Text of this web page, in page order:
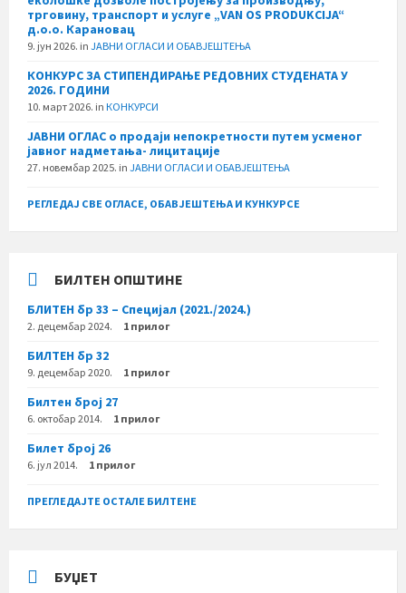
трговину, транспорт и услуге „VAN OS PRODUKCIJA“
д.о.о. Карановац
9. јун 2026. in ЈАВНИ ОГЛАСИ И ОБАВЈЕШТЕЊА
КОНКУРС ЗА СТИПЕНДИРАЊЕ РЕДОВНИХ СТУДЕНАТА У
2026. ГОДИНИ
10. март 2026. in КОНКУРСИ
ЈАВНИ ОГЛАС о продаји непокретности путем усменог
јавног надметања- лицитације
27. новембар 2025. in ЈАВНИ ОГЛАСИ И ОБАВЈЕШТЕЊА
РЕГЛЕДАЈ СВЕ ОГЛАСЕ, ОБАВЈЕШТЕЊА И КУНКУРСЕ
БИЛТЕН ОПШТИНЕ
БЛИТЕН бр 33 – Специјал (2021./2024.)
2. децембар 2024. 1 прилог
БИЛТЕН бр 32
9. децембар 2020. 1 прилог
Билтен број 27
6. октобар 2014. 1 прилог
Билет број 26
6. јул 2014. 1 прилог
ПРЕГЛЕДАЈТЕ ОСТАЛЕ БИЛТЕНЕ
БУЏЕТ